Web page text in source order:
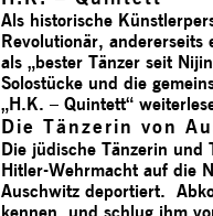
Als historische
Revolutionär,
als „bester Tänzer seit
Solostücke und die
„H.K. – Quintett“
Die Tänzerin von
Die jüdische Tänzerin und
Hitler-Wehrmacht auf die
Auschwitz deportiert.